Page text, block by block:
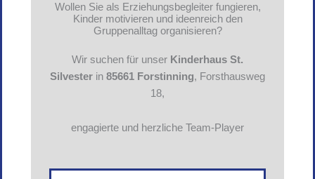
Wollen Sie als Erziehungsbegleiter fungieren,
Kinder motivieren und ideenreich den
Gruppenalltag organisieren?
Wir suchen für unser Kinderhaus St.
Silvester in 85661 Forstinning, Forsthausweg
18,
engagierte und herzliche Team-Player